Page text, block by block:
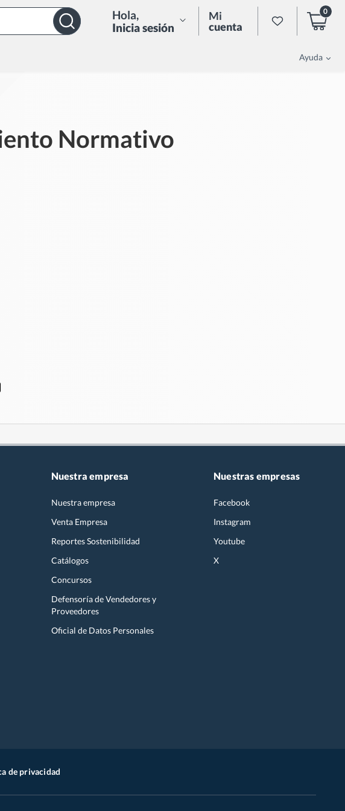
Hola,
Inicia sesión
Mi
cuenta
0
Ayuda
Normativo
Nuestra empresa
Nuestra empresa
Venta Empresa
Reportes Sostenibilidad
Catálogos
Concursos
Defensoría de Vendedores y
Proveedores
Oficial de Datos Personales
Nuestras empresas
Facebook
Instagram
Youtube
X
de privacidad